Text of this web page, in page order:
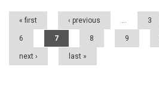
Pages
« first ‹ previous … 3
6 7 8 9
next › last »